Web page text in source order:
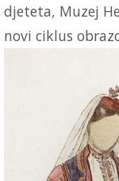
djeteta, Muzej
novi ciklus